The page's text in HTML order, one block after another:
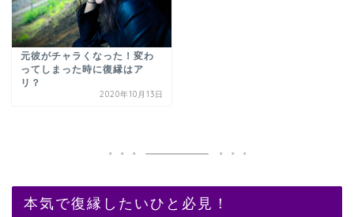
元彼がチャラくなった！変わ
ってしまった時に復縁はア
リ？
2020年10月13日
本気で復縁したいひと必見！